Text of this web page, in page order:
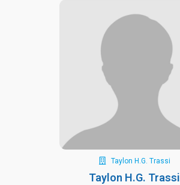
Taylon H.G. Trassi
Taylon H.G. Trassi